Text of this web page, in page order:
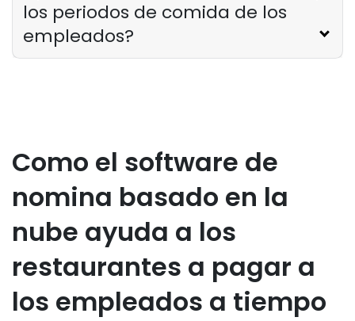
los periodos de comida de los
empleados?
Como el software de
nomina basado en la
nube ayuda a los
restaurantes a pagar a
los empleados a tiempo